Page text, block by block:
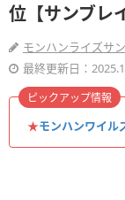
位【サンブレ
モンハンライズサ
最終更新日：
★モンハンワイル
ピックアップ情報